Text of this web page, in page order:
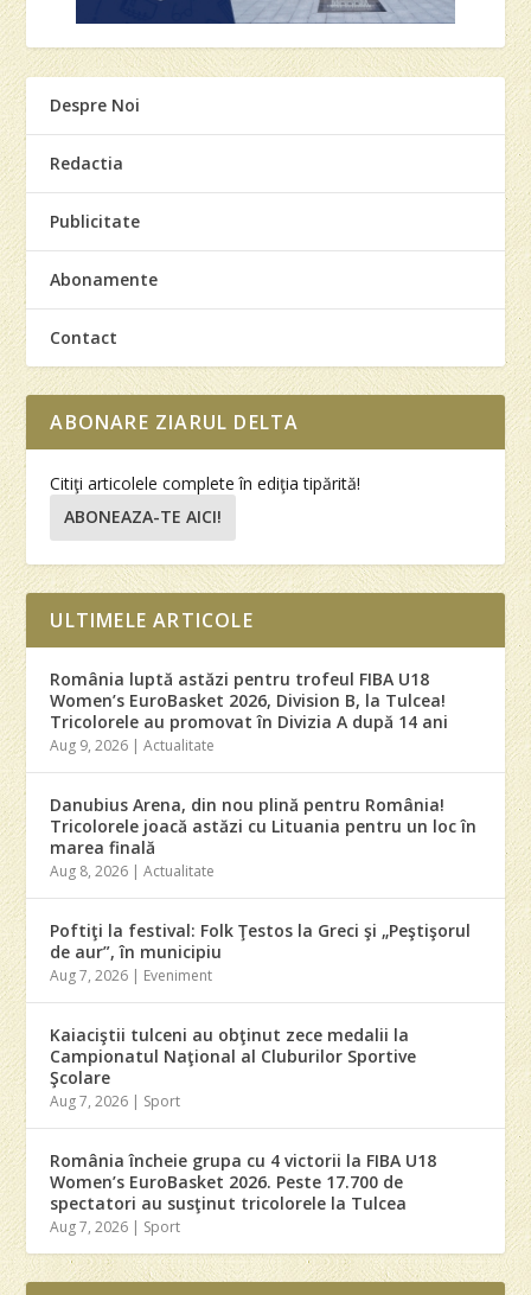
Despre Noi
Redactia
Publicitate
Abonamente
Contact
ABONARE ZIARUL DELTA
Citiţi articolele complete în ediţia tipărită!
ABONEAZA-TE AICI!
ULTIMELE ARTICOLE
România luptă astăzi pentru trofeul FIBA U18
Women’s EuroBasket 2026, Division B, la Tulcea!
Tricolorele au promovat în Divizia A după 14 ani
Aug 9, 2026 |Actualitate
Danubius Arena, din nou plină pentru România!
Tricolorele joacă astăzi cu Lituania pentru un loc în
marea finală
Aug 8, 2026 |Actualitate
Poftiţi la festival: Folk Ţestos la Greci şi „Peştişorul
de aur”, în municipiu
Aug 7, 2026 | Eveniment
Kaiaciştii tulceni au obţinut zece medalii la
Campionatul Naţional al Cluburilor Sportive
Şcolare
Aug 7, 2026 | Sport
România încheie grupa cu 4 victorii la FIBA U18
Women’s EuroBasket 2026. Peste 17.700 de
spectatori au susţinut tricolorele la Tulcea
Aug 7, 2026 | Sport